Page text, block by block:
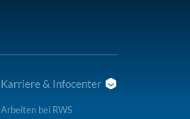
Karriere & Infocenter
Arbeiten bei RWS